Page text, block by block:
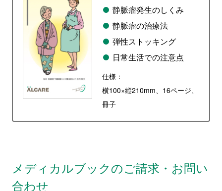
静脈瘤発生のしくみ
静脈瘤の治療法
弾性ストッキング
日常生活での注意点
仕様：
横100×縦210mm、16ページ、
冊子
メディカルブックのご請求・お問い
合わせ